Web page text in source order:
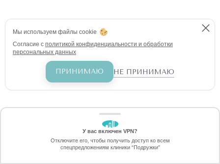
Позвоните
ЗАБЕРИТЕ СКИДКУ
4990 ₽
Мы используем файлы cookie
Согласие с политикой конфиденциальности и обработки
персональных данных
ПРИНИМАЮ НЕ ПРИНИМАЮ
У вас включен VPN?
Отключите его, чтобы получить доступ ко всем
спецпредложениям клиники “Подружки”